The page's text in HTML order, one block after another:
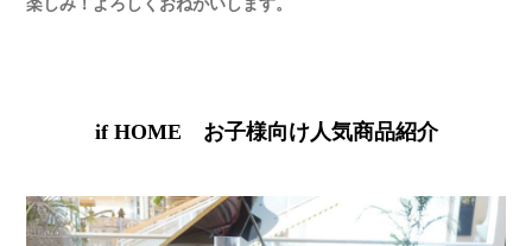
楽しみ！よろしくおねがいします。
if HOME お子様向け人気商品紹介